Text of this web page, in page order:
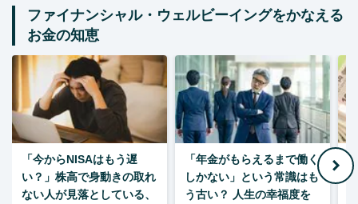
ファイナンシャル・ウェルビーイングをかなえる
お金の知恵
「今からNISAはもう遅
い？」株高で身動きの取れ
ない人が見落としている、
「年金がもらえるまで働く
しかない」という常識はも
う古い？ 人生の幸福度を